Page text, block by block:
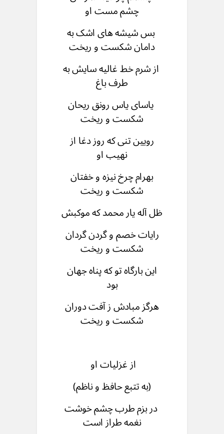
چشم مست او
بس شیشه های اشک به
دامان شکست و ریخت
از شرم خط غالیه سایش به
طرف باغ
یاسای یاس رونق ریحان
شکست و ریخت
رویین تنی که روز دغا از
نهیب او
بهرام چرخ نیزه و خفتان
شکست و ریخت
ظل آله یار محمد که موکبش
رایات خصم و گردن گردان
شکست و ریخت
این بارگاه تو که پناه جهان
بود
هرگز مبادش ز آفت دوران
شکست و ریخت
از غزلیات او
(به تتبع حافظ و ناظم)
در بزم طرب چشم خوشت
نغمه طراز است